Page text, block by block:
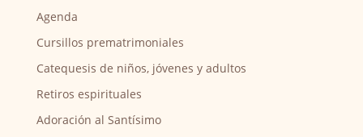
Agenda
Cursillos prematrimoniales
Catequesis de niños, jóvenes y adultos
Retiros espirituales
Adoración al Santísimo